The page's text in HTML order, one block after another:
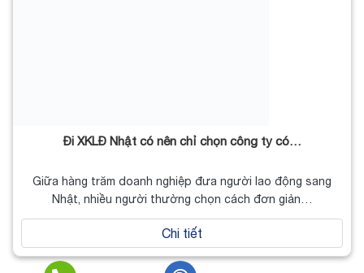
Đi XKLĐ Nhật có nên chỉ chọn công ty có…
Giữa hàng trăm doanh nghiệp đưa người lao động sang
Nhật, nhiều người thường chọn cách đơn giản…
Chi tiết